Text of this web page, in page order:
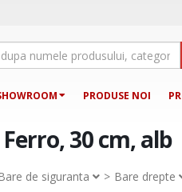
PRODUSE NOI
30 cm, alb
de siguranta Bare drepte